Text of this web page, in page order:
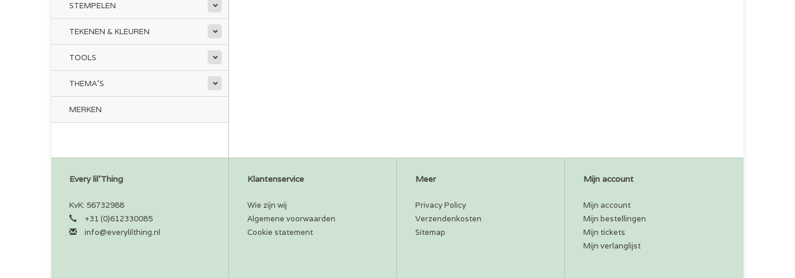
STEMPELEN
TEKENEN & KLEUREN
TOOLS
THEMA'S
MERKEN
Every lil'Thing
KvK: 56732988
+31 (0)612330085
info@everylilthing.nl
Klantenservice
Wie zijn wij
Algemene voorwaarden
Cookie statement
Meer
Privacy Policy
Verzendenkosten
Sitemap
Mijn account
Mijn account
Mijn bestellingen
Mijn tickets
Mijn verlanglijst